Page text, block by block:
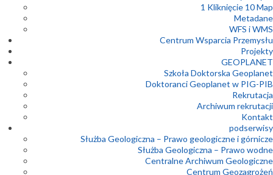
1 Kliknięcie 10 Map
Metadane
WFS i WMS
Centrum Wsparcia Przemysłu
Projekty
GEOPLANET
Szkoła Doktorska Geoplanet
Doktoranci Geoplanet w PIG-PIB
Rekrutacja
Archiwum rekrutacji
Kontakt
podserwisy
Służba Geologiczna – Prawo geologiczne i górnicze
Służba Geologiczna – Prawo wodne
Centralne Archiwum Geologiczne
Centrum Geozagrożeń